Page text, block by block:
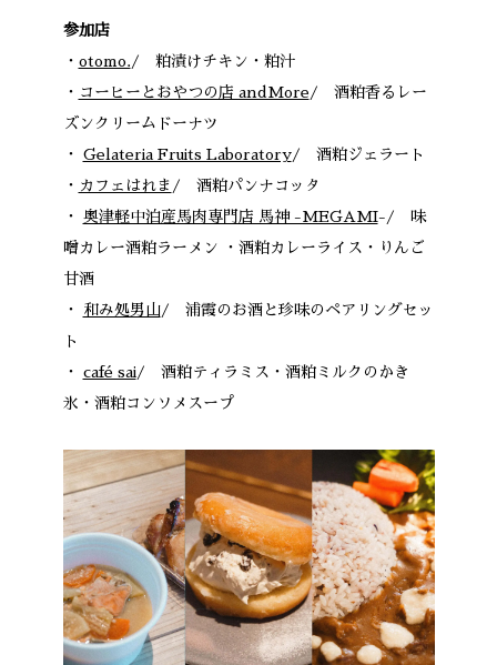
参加店
・ otomo. / 粕漬けチキン・粕汁
・ コーヒーとおやつの店 andMore / 酒粕香るレー
ズンクリームドーナツ
・ Gelateria Fruits Laboratory/ 酒粕ジェラート
・ カフェはれま / 酒粕パンナコッタ
・ 奥津軽中泊産馬肉専門店 馬神 -MEGAMI-/ 味
噌カレー酒粕ラーメン ・酒粕カレーライス・りんご
甘酒
・
和み処男山/ 浦霞のお酒と珍味のペアリングセッ
ト
・ café sai/ 酒粕ティラミス・酒粕ミルクのかき
氷・酒粕コンソメスープ